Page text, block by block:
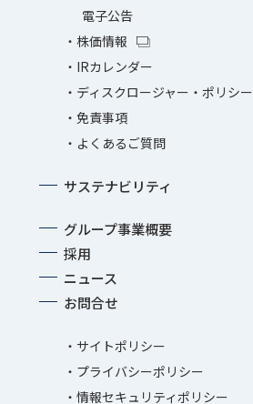
電子公告
株価情報
IRカレンダー
ディスクロージャー・ポリシー
免責事項
よくあるご質問
サステナビリティ
グループ事業概要
採用
ニュース
お問合せ
サイトポリシー
プライバシーポリシー
情報セキュリティポリシー